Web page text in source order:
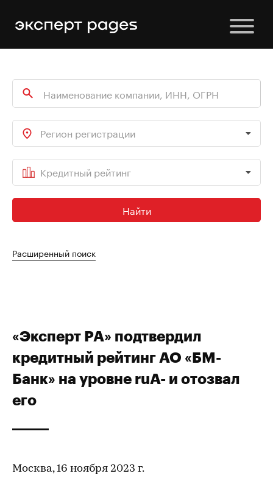
Регион регистрации
Кредитный рейтинг
Найти
Расширенный поиск
«Эксперт РА» подтвердил
кредитный рейтинг АО «БМ-
Банк» на уровне ruA- и отозвал
его
Москва, 16 ноября 2023 г.